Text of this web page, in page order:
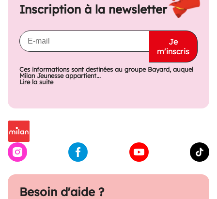
Besoin d'aide ?
Inscription à la newsletter
Je
m'inscris
Ces informations sont destinées au groupe Bayard, auquel
Milan Jeunesse appartient...
Lire la suite